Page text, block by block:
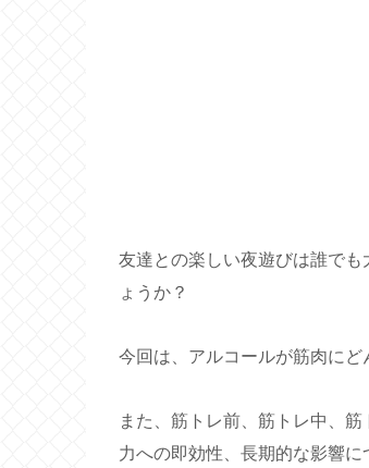
友達との楽しい夜遊びは誰で
ょうか？
今回は、アルコールが筋肉にど
また、筋トレ前、筋トレ中、
力への即効性、長期的な影響に